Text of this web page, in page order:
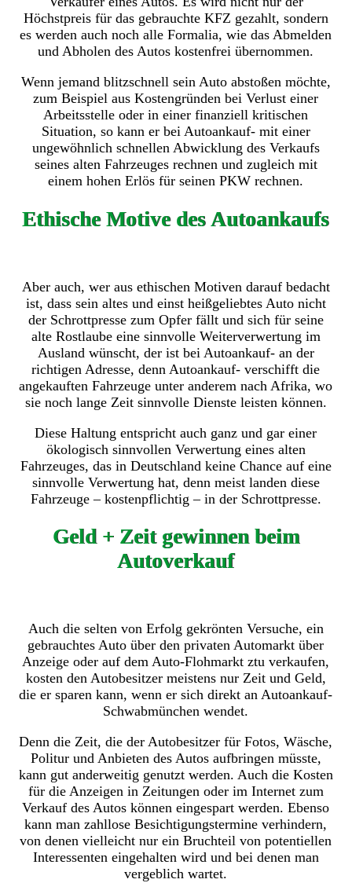
Höchstpreis für das gebrauchte KFZ gezahlt, sondern
es werden auch noch alle Formalia, wie das Abmelden
und Abholen des Autos kostenfrei übernommen.
Wenn jemand blitzschnell sein Auto abstoßen möchte,
zum Beispiel aus Kostengründen bei Verlust einer
Arbeitsstelle oder in einer finanziell kritischen
Situation, so kann er bei Autoankauf- mit einer
ungewöhnlich schnellen Abwicklung des Verkaufs
seines alten Fahrzeuges rechnen und zugleich mit
einem hohen Erlös für seinen PKW rechnen.
Ethische Motive des Autoankaufs
Aber auch, wer aus ethischen Motiven darauf bedacht
ist, dass sein altes und einst heißgeliebtes Auto nicht
der Schrottpresse zum Opfer fällt und sich für seine
alte Rostlaube eine sinnvolle Weiterverwertung im
Ausland wünscht, der ist bei Autoankauf- an der
richtigen Adresse, denn Autoankauf- verschifft die
angekauften Fahrzeuge unter anderem nach Afrika, wo
sie noch lange Zeit sinnvolle Dienste leisten können.
Diese Haltung entspricht auch ganz und gar einer
ökologisch sinnvollen Verwertung eines alten
Fahrzeuges, das in Deutschland keine Chance auf eine
sinnvolle Verwertung hat, denn meist landen diese
Fahrzeuge – kostenpflichtig – in der Schrottpresse.
Geld + Zeit gewinnen beim
Autoverkauf
Auch die selten von Erfolg gekrönten Versuche, ein
gebrauchtes Auto über den privaten Automarkt über
Anzeige oder auf dem Auto-Flohmarkt ztu verkaufen,
kosten den Autobesitzer meistens nur Zeit und Geld,
die er sparen kann, wenn er sich direkt an Autoankauf-
Schwabmünchen wendet.
Denn die Zeit, die der Autobesitzer für Fotos, Wäsche,
Politur und Anbieten des Autos aufbringen müsste,
kann gut anderweitig genutzt werden. Auch die Kosten
für die Anzeigen in Zeitungen oder im Internet zum
Verkauf des Autos können eingespart werden. Ebenso
kann man zahllose Besichtigungstermine verhindern,
von denen vielleicht nur ein Bruchteil von potentiellen
Interessenten eingehalten wird und bei denen man
vergeblich wartet.